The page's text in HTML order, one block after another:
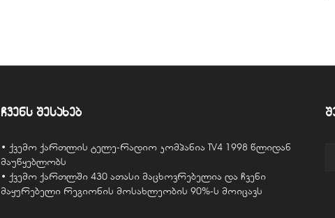
ჩვენს შესახებ
• ქვემო ქართლის ტელე-რადიო კომპანია TV4 1998 წლიდან
მაუწყებლობს
• ქვემო ქართლში 430 ათასი მაცხოვრებელია და ჩვენი
მაყურებელი რეგიონის მოსახლეობის 90%-ს მოიცავს